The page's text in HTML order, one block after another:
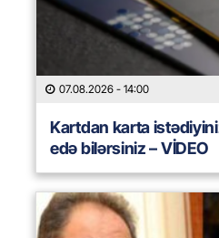
07.08.2026 - 14:00
Kartdan karta
edə bilərsiniz – VİDEO